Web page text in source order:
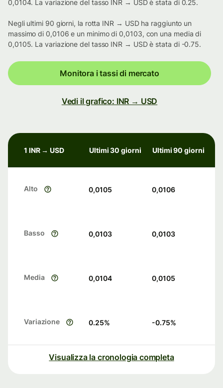
0,0104. La variazione del tasso INR → USD è stata di 0.25.
Negli ultimi 90 giorni, la rotta INR → USD ha raggiunto un
massimo di 0,0106 e un minimo di 0,0103, con una media di
0,0105. La variazione del tasso INR → USD è stata di -0.75.
Monitora i tassi di mercato
Vedi il grafico: INR → USD
1 INR → USD Ultimi 30 giorni Ultimi 90 giorni
Alto 0,0105 0,0106
Basso 0,0103 0,0103
Media 0,0104 0,0105
Variazione 0.25% -0.75%
Visualizza la cronologia completa